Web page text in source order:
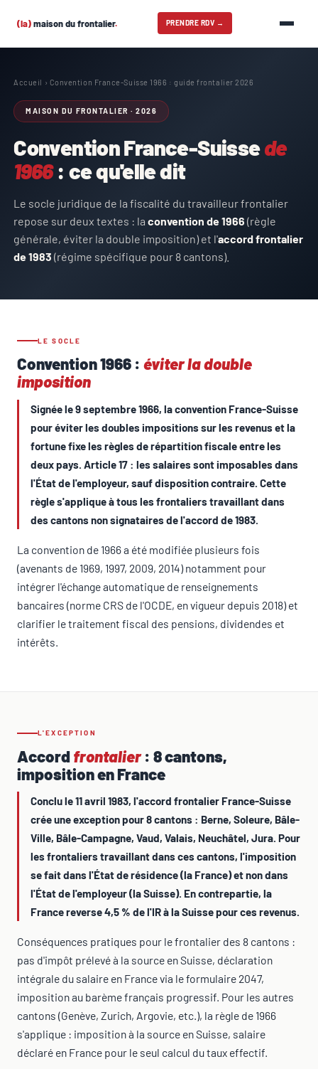
(la)maison du frontalier. PRENDRE RDV →
Accueil › Convention France-Suisse 1966 : guide frontalier 2026
MAISON DU FRONTALIER · 2026
Convention France-Suissede
1966: ce qu'elle dit
Le socle juridique de la fiscalité du travailleur frontalier
repose sur deux textes : laconvention de 1966 (règle
générale, éviter la double imposition) et l'accord frontalier
de 1983 (régime spécifique pour 8 cantons).
LE SOCLE
Convention 1966 : éviter la double
imposition
Signée le 9 septembre 1966, la convention France-Suisse
pour éviter les doubles impositions sur les revenus et la
fortune fixe les règles de répartition fiscale entre les
deux pays. Article 17 : les salaires sont imposables dans
l'État de l'employeur, sauf disposition contraire. Cette
règle s'applique à tous les frontaliers travaillant dans
des cantons non signataires de l'accord de 1983.
La convention de 1966 a été modifiée plusieurs fois
(avenants de 1969, 1997, 2009, 2014) notamment pour
intégrer l'échange automatique de renseignements
bancaires (norme CRS de l'OCDE, en vigueur depuis 2018) et
clarifier le traitement fiscal des pensions, dividendes et
intérêts.
L'EXCEPTION
Accordfrontalier: 8 cantons,
imposition en France
Conclu le 11 avril 1983, l'accord frontalier France-Suisse
crée une exception pour 8 cantons : Berne, Soleure, Bâle-
Ville, Bâle-Campagne, Vaud, Valais, Neuchâtel, Jura. Pour
les frontaliers travaillant dans ces cantons, l'imposition
se fait dans l'État de résidence (la France) et non dans
l'État de l'employeur (la Suisse). En contrepartie, la
France reverse 4,5 % de l'IR à la Suisse pour ces revenus.
Conséquences pratiques pour le frontalier des 8 cantons :
pas d'impôt prélevé à la source en Suisse, déclaration
intégrale du salaire en France via le formulaire 2047,
imposition au barème français progressif. Pour les autres
cantons (Genève, Zurich, Argovie, etc.), la règle de 1966
s'applique : imposition à la source en Suisse, salaire
déclaré en France pour le seul calcul du taux effectif.